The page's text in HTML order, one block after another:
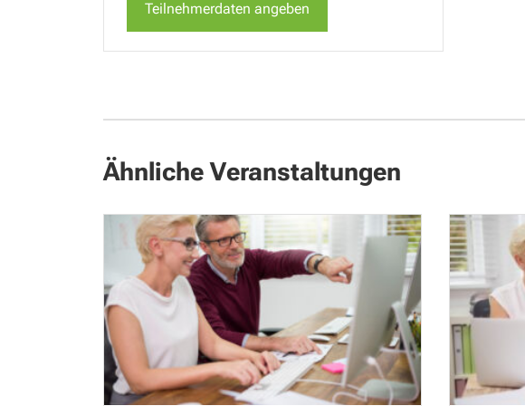
für
Einzelticket
Nicht-
für
Einzelticket
Nicht-
Teilnehmerdaten angeben
Ähnliche Veranstaltungen